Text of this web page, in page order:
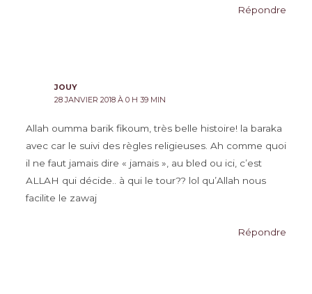
Répondre
JOUY
28 JANVIER 2018 À 0 H 39 MIN
Allah oumma barik fikoum, très belle histoire! la baraka
avec car le suivi des règles religieuses. Ah comme quoi
il ne faut jamais dire « jamais », au bled ou ici, c’est
ALLAH qui décide.. à qui le tour?? lol qu’Allah nous
facilite le zawaj
Répondre